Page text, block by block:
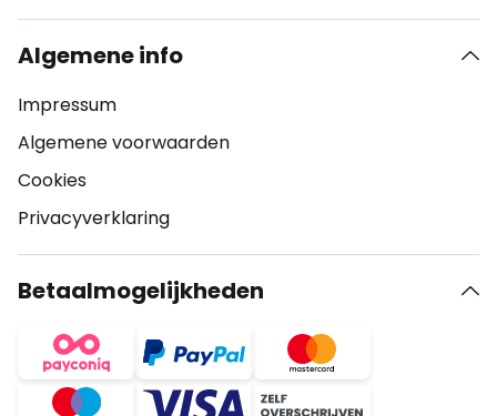
Algemene info
Impressum
Algemene voorwaarden
Cookies
Privacyverklaring
Betaalmogelijkheden